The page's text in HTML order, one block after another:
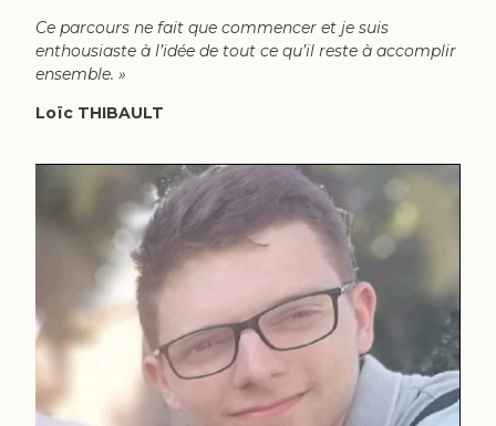
Ce parcours ne fait que commencer et je suis
enthousiaste à l’idée de tout ce qu’il reste à accomplir
ensemble. »
Loïc THIBAULT